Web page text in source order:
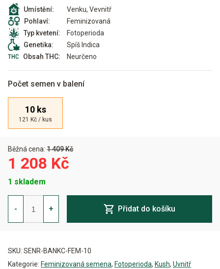
Umístění:
Venku, Vevnitř
Pohlaví:
Feminizovaná
Typ kvetení:
Fotoperioda
Genetika:
Spíš Indica
Obsah THC:
Neurčeno
Počet semen v balení
10 ks
121 Kč / kus
Běžná cena: 1 409 Kč
1 208 Kč
1 skladem
-
Banana
Kush
Cake
Feminizovaná
+ Přidat do košíku
SKU: SENR-BANKC-FEM-10
Kategorie: Feminizovaná semena, Fotoperioda, Kush, Uvnitř